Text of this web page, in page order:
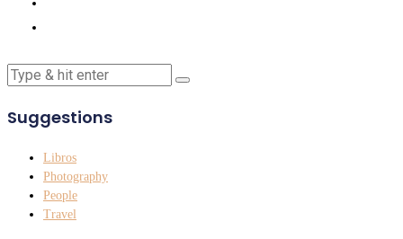
Suggestions
Libros
Photography
People
Travel